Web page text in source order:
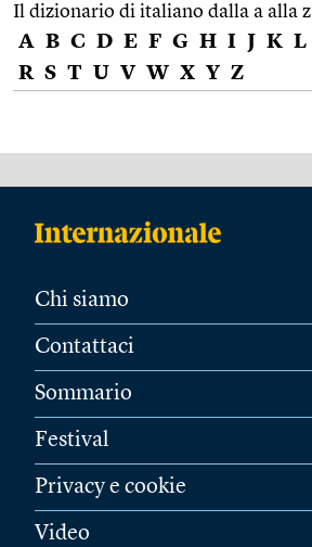
Il dizionario di italiano dalla a alla z
A B C D E F G H I J K L
R S T U V W X Y Z
Chi siamo
Contattaci
Sommario
Festival
Privacy e cookie
Video